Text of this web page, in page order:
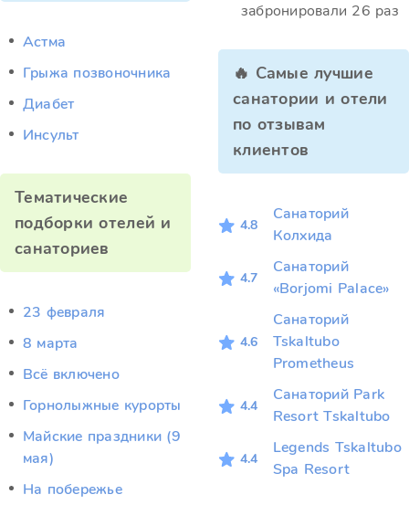
Астма
Грыжа позвоночника
Диабет
Инсульт
Тематические
подборки отелей и
санаториев
23 февраля
8 марта
Всё включено
Горнолыжные курорты
Майские праздники (9
мая)
На побережье
забронировали 26 раз
🔥 Самые лучшие
санатории и отели
по отзывам
клиентов
4.8
Санаторий
Колхида
4.7
Санаторий
«Borjomi Palace»
4.6
Санаторий
Tskaltubo
Prometheus
4.4
Санаторий Park
Resort Tskaltubo
4.4
Legends Tskaltubo
Spa Resort